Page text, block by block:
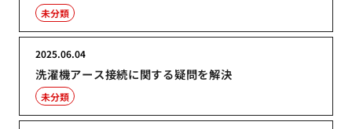
未分類
洗濯機アース接続に関する疑問を解決
2025.06.04
未分類